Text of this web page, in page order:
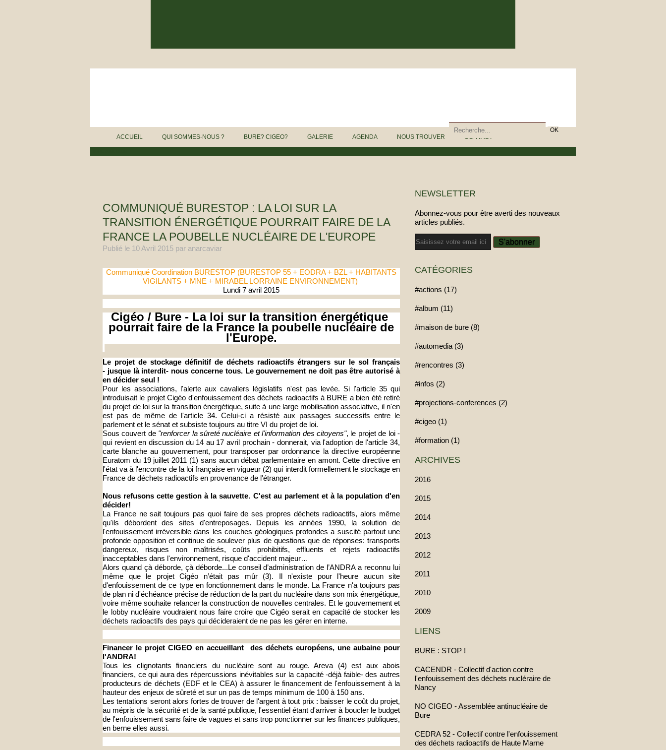
ACCUEIL QUI SOMMES-NOUS ? BURE? CIGEO? GALERIE AGENDA NOUS TROUVER CONTACT
COMMUNIQUÉ BURESTOP : LA LOI SUR LA
TRANSITION ÉNERGÉTIQUE POURRAIT FAIRE DE LA
FRANCE LA POUBELLE NUCLÉAIRE DE L'EUROPE
Publié le 10 Avril 2015 par anarcaviar
Communiqué Coordination BURESTOP (BURESTOP 55 + EODRA + BZL + HABITANTS
VIGILANTS + MNE + MIRABEL LORRAINE ENVIRONNEMENT)
Lundi 7 avril 2015
Cigéo / Bure - La loi sur la transition énergétique
pourrait faire de la France la poubelle nucléaire de
l'Europe.
Le projet de stockage définitif de déchets radioactifs étrangers sur le sol français
- jusque là interdit- nous concerne tous. Le gouvernement ne doit pas être autorisé à
en décider seul !
Pour les associations, l'alerte aux cavaliers législatifs n'est pas levée. Si l'article 35 qui
introduisait le projet Cigéo d'enfouissement des déchets radioactifs à BURE a bien été retiré
du projet de loi sur la transition énergétique, suite à une large mobilisation associative, il n'en
est pas de même de l'article 34. Celui-ci a résisté aux passages successifs entre le
parlement et le sénat et subsiste toujours au titre VI du projet de loi.
Sous couvert de "renforcer la sûreté nucléaire et l'information des citoyens", le projet de loi -
qui revient en discussion du 14 au 17 avril prochain - donnerait, via l'adoption de l'article 34,
carte blanche au gouvernement, pour transposer par ordonnance la directive européenne
Euratom du 19 juillet 2011 (1) sans aucun débat parlementaire en amont. Cette directive en
l'état va à l'encontre de la loi française en vigueur (2) qui interdit formellement le stockage en
France de déchets radioactifs en provenance de l'étranger.
Nous refusons cette gestion à la sauvette. C'est au parlement et à la population d'en
décider!
La France ne sait toujours pas quoi faire de ses propres déchets radioactifs, alors même
qu'ils débordent des sites d'entreposages. Depuis les années 1990, la solution de
l'enfouissement irréversible dans les couches géologiques profondes a suscité partout une
profonde opposition et continue de soulever plus de questions que de réponses: transports
dangereux, risques non maîtrisés, coûts prohibitifs, effluents et rejets radioactifs
inacceptables dans l'environnement, risque d'accident majeur…
Alors quand çà déborde, çà déborde...Le conseil d’administration de l’ANDRA a reconnu lui
même que le projet Cigéo n’était pas mûr (3). Il n'existe pour l'heure aucun site
d'enfouissement de ce type en fonctionnement dans le monde. La France n'a toujours pas
de plan ni d'échéance précise de réduction de la part du nucléaire dans son mix énergétique,
voire même souhaite relancer la construction de nouvelles centrales. Et le gouvernement et
le lobby nucléaire voudraient nous faire croire que Cigéo serait en capacité de stocker les
déchets radioactifs des pays qui décideraient de ne pas les gérer en interne.
Financer le projet CIGEO en accueillant des déchets européens, une aubaine pour
l'ANDRA!
Tous les clignotants financiers du nucléaire sont au rouge. Areva (4) est aux abois
financiers, ce qui aura des répercussions inévitables sur la capacité -déjà faible- des autres
producteurs de déchets (EDF et le CEA) à assurer le financement de l'enfouissement à la
hauteur des enjeux de sûreté et sur un pas de temps minimum de 100 à 150 ans.
Les tentations seront alors fortes de trouver de l'argent à tout prix : baisser le coût du projet,
au mépris de la sécurité et de la santé publique, l'essentiel étant d'arriver à boucler le budget
de l'enfouissement sans faire de vagues et sans trop ponctionner sur les finances publiques,
en berne elles aussi.
NEWSLETTER
Abonnez-vous pour être averti des nouveaux
articles publiés.
Email
CATÉGORIES
#actions (17)
#album (11)
#maison de bure (8)
#automedia (3)
#rencontres (3)
#infos (2)
#projections-conferences (2)
#cigeo (1)
#formation (1)
ARCHIVES
2016
2015
2014
2013
2012
2011
2010
2009
LIENS
BURE : STOP !
CACENDR - Collectif d'action contre
l'enfouissement des déchets nucléraire de
Nancy
NO CIGEO - Assemblée antinucléaire de
Bure
CEDRA 52 - Collectif contre l'enfouissement
des déchets radioactifs de Haute Marne